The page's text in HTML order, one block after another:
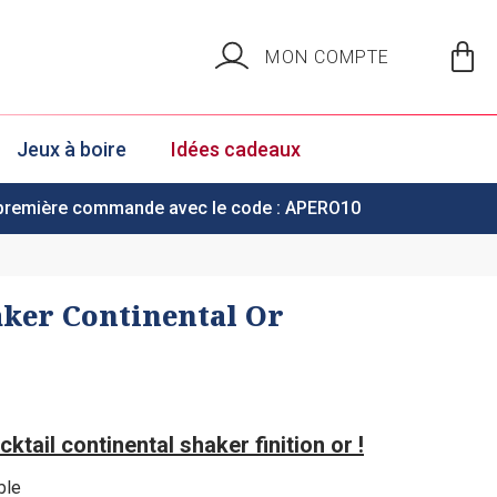
MON COMPTE
Jeux à boire Idées cadeaux
commande avec le code : APERO10
Continental Or
continental shaker finition or !